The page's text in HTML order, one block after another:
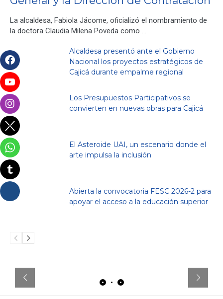
La alcaldesa, Fabiola Jácome, oficializó el nombramiento de
la doctora Claudia Milena Poveda como …
Alcaldesa presentó ante el Gobierno
Nacional los proyectos estratégicos de
Cajicá durante empalme regional
Los Presupuestos Participativos se
convierten en nuevas obras para Cajicá
El Asteroide UAI, un escenario donde el
arte impulsa la inclusión
Abierta la convocatoria FESC 2026-2 para
apoyar el acceso a la educación superior